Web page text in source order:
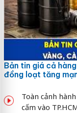
Bản tin giá cả
đồng loạt tăng
Toàn cảnh
cấm vào